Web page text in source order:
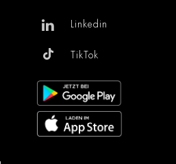
Linkedin
TikTok